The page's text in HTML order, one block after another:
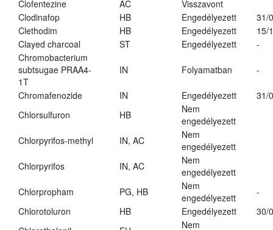
Clofentezine
AC
Visszavont
Clodinafop
HB Engedélyezett
31/
Clethodim
HB Engedélyezett
15/
Clayed charcoal
ST Engedélyezett
-
Chromobacterium
subtsugae PRAA4-
1T
IN Folyamatban -
Chromafenozide IN Engedélyezett
31/
Chlorsulfuron
HB
Nem
engedélyezett
Chlorpyrifos-methyl
IN, AC
Nem
engedélyezett
Chlorpyrifos
IN, AC
Nem
engedélyezett
Chlorpropham
PG, HB
Nem
engedélyezett
-
Chlorotoluron
HB Engedélyezett
30/
Nem